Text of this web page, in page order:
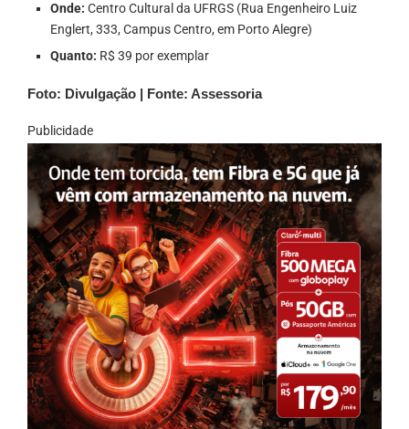
Onde: Centro Cultural da UFRGS (Rua Engenheiro Luiz
Englert, 333, Campus Centro, em Porto Alegre)
Quanto: R$ 39 por exemplar
Foto: Divulgação | Fonte: Assessoria
Publicidade